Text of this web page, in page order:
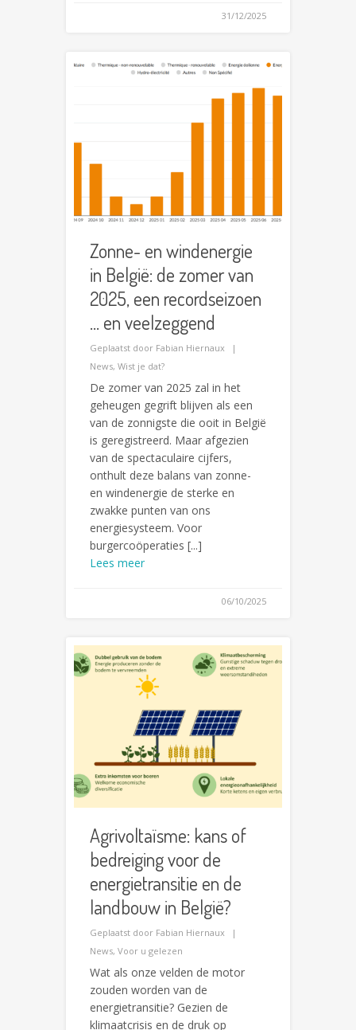
31/12/2025
Zonne- en windenergie
in België: de zomer van
2025, een recordseizoen
… en veelzeggend
Geplaatst door Fabian Hiernaux
News, Wist je dat?
De zomer van 2025 zal in het
geheugen gegrift blijven als een
van de zonnigste die ooit in België
is geregistreerd. Maar afgezien
van de spectaculaire cijfers,
onthult deze balans van zonne-
en windenergie de sterke en
zwakke punten van ons
energiesysteem. Voor
burgercoöperaties [...]
Lees meer
06/10/2025
Agrivoltaïsme: kans of
bedreiging voor de
energietransitie en de
landbouw in België?
Geplaatst door Fabian Hiernaux
News, Voor u gelezen
Wat als onze velden de motor
zouden worden van de
energietransitie? Gezien de
klimaatcrisis en de druk op